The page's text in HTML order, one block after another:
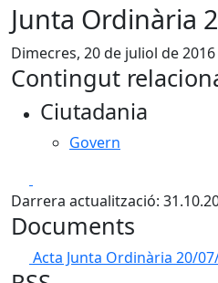
Junta Ordinària
Dimecres, 20 de juliol de 2016
Contingut
Ciutadania
Govern
Darrera actualització:
Documents
Acta Junta Ordinària 20/